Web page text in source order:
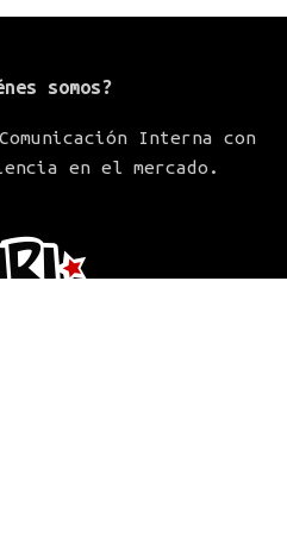
somos?
Interna con
en el mercado.